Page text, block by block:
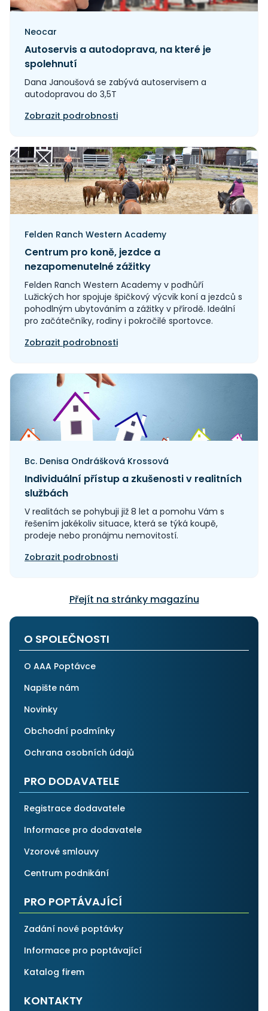
Neocar
Autoservis a autodoprava, na které je
spolehnutí
Dana Janoušová se zabývá autoservisem a
autodopravou do 3,5T
Zobrazit podrobnosti
Felden Ranch Western Academy
Centrum pro koně, jezdce a
nezapomenutelné zážitky
Felden Ranch Western Academy v podhůří
Lužických hor spojuje špičkový výcvik koní a jezdců s
pohodlným ubytováním a zážitky v přírodě. Ideální
pro začátečníky, rodiny i pokročilé sportovce.
Zobrazit podrobnosti
Bc. Denisa Ondrášková Krossová
Individuální přístup a zkušenosti v realitních
službách
V realitách se pohybuji již 8 let a pomohu Vám s
řešením jakékoliv situace, která se týká koupě,
prodeje nebo pronájmu nemovitostí.
Zobrazit podrobnosti
Přejít na stránky magazínu
O SPOLEČNOSTI
O AAA Poptávce
Napište nám
Novinky
Obchodní podmínky
Ochrana osobních údajů
PRO DODAVATELE
Registrace dodavatele
Informace pro dodavatele
Vzorové smlouvy
Centrum podnikání
PRO POPTÁVAJÍCÍ
Zadání nové poptávky
Informace pro poptávající
Katalog firem
KONTAKTY